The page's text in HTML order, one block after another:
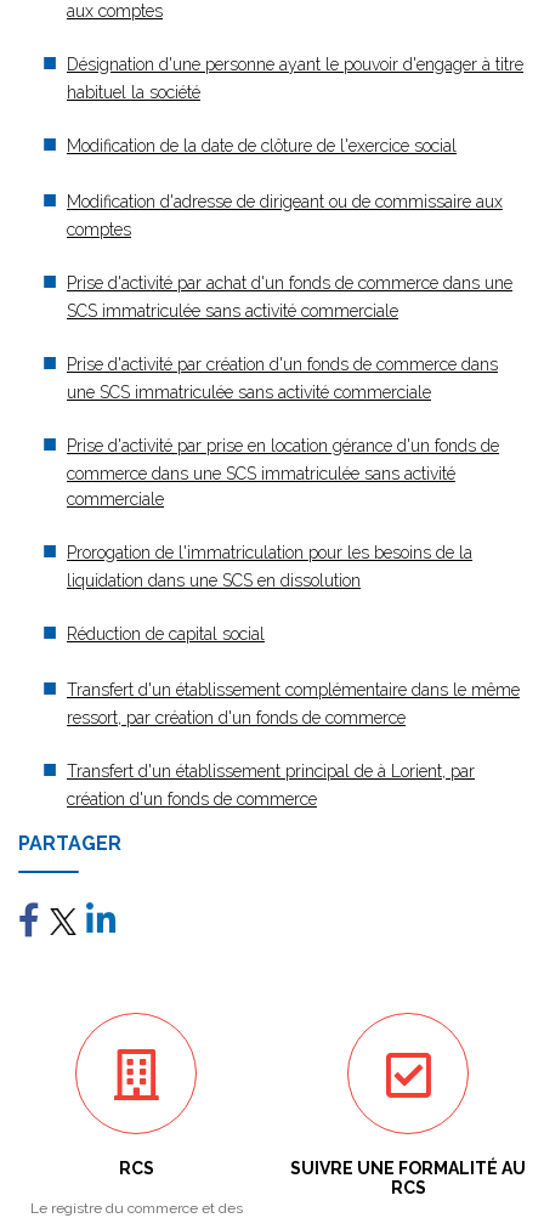
aux comptes
Désignation d'une personne ayant le pouvoir d'engager à titre
habituel la société
Modification de la date de clôture de l'exercice social
Modification d'adresse de dirigeant ou de commissaire aux
comptes
Prise d'activité par achat d'un fonds de commerce dans une
SCS immatriculée sans activité commerciale
Prise d'activité par création d'un fonds de commerce dans
une SCS immatriculée sans activité commerciale
Prise d'activité par prise en location gérance d'un fonds de
commerce dans une SCS immatriculée sans activité
commerciale
Prorogation de l'immatriculation pour les besoins de la
liquidation dans une SCS en dissolution
Réduction de capital social
Transfert d'un établissement complémentaire dans le même
ressort, par création d'un fonds de commerce
Transfert d'un établissement principal de à Lorient, par
création d'un fonds de commerce
PARTAGER
RCS
Le registre du commerce et des
SUIVRE UNE FORMALITÉ AU
RCS